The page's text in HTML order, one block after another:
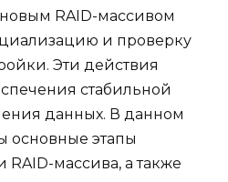
RAID-массивом
и проверку
Эти действия
стабильной
данных. В данном
основные этапы
массива, а также